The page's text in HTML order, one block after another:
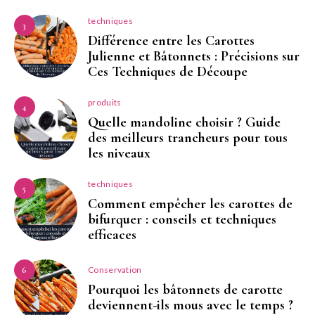
3 techniques
Différence entre les Carottes
Julienne et Bâtonnets : Précisions sur
Ces Techniques de Découpe
4 produits
Quelle mandoline choisir ? Guide
des meilleurs trancheurs pour tous
les niveaux
5 techniques
Comment empêcher les carottes de
bifurquer : conseils et techniques
efficaces
6 Conservation
Pourquoi les bâtonnets de carotte
deviennent-ils mous avec le temps ?